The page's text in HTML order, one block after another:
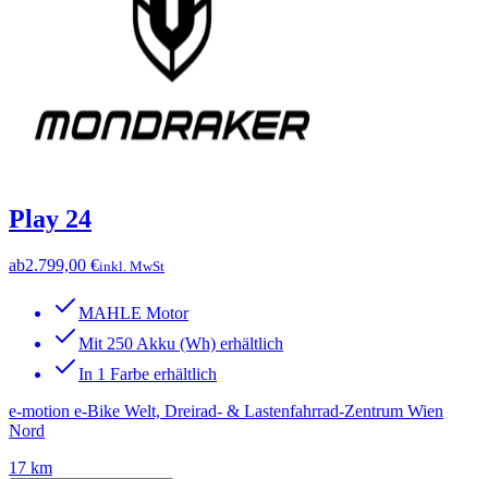
Play 24
ab2.799,00 €inkl. MwSt
MAHLE Motor
Mit 250 Akku (Wh) erhältlich
In 1 Farbe erhältlich
e-motion e-Bike Welt, Dreirad- & Lastenfahrrad-Zentrum Wien
Nord
17 km